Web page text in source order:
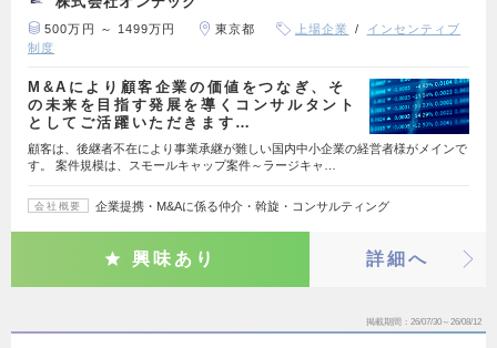
500万円 ～ 1499万円 東京都 上場企業
インセンティブ
制度
M&Aにより顧客企業の価値をつなぎ、そ
の未来を目指す発展を導くコンサルタント
としてご活躍いただきます…
顧客は、後継者不在により事業承継が難しい国内中小企業の経営者様がメインで
す。 案件規模は、スモールキャップ案件～ラージキャ…
会社概要 企業提携・M&Aに係る仲介・斡旋・コンサルティング
興味あり 詳細へ
掲載期間 26/07/30～26/08/12